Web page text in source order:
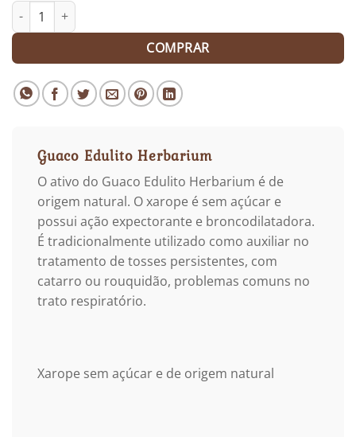
Guaco Edulito Herbarium - 120 mL quantidade
COMPRAR
Guaco Edulito Herbarium
O ativo do Guaco Edulito Herbarium é de
origem natural. O xarope é sem açúcar e
possui ação expectorante e broncodilatadora.
É tradicionalmente utilizado como auxiliar no
tratamento de tosses persistentes, com
catarro ou rouquidão, problemas comuns no
trato respiratório.
Xarope sem açúcar e de origem natural